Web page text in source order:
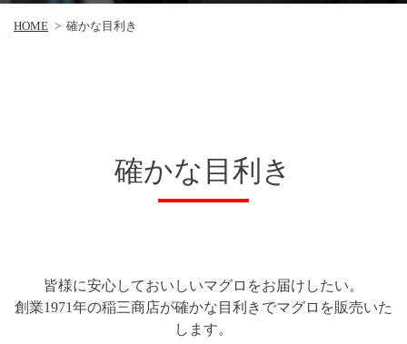
HOME > 確かな目利き
確かな目利き
皆様に安心しておいしいマグロをお届けしたい。
創業1971年の稲三商店が確かな目利きでマグロを販売いた
します。